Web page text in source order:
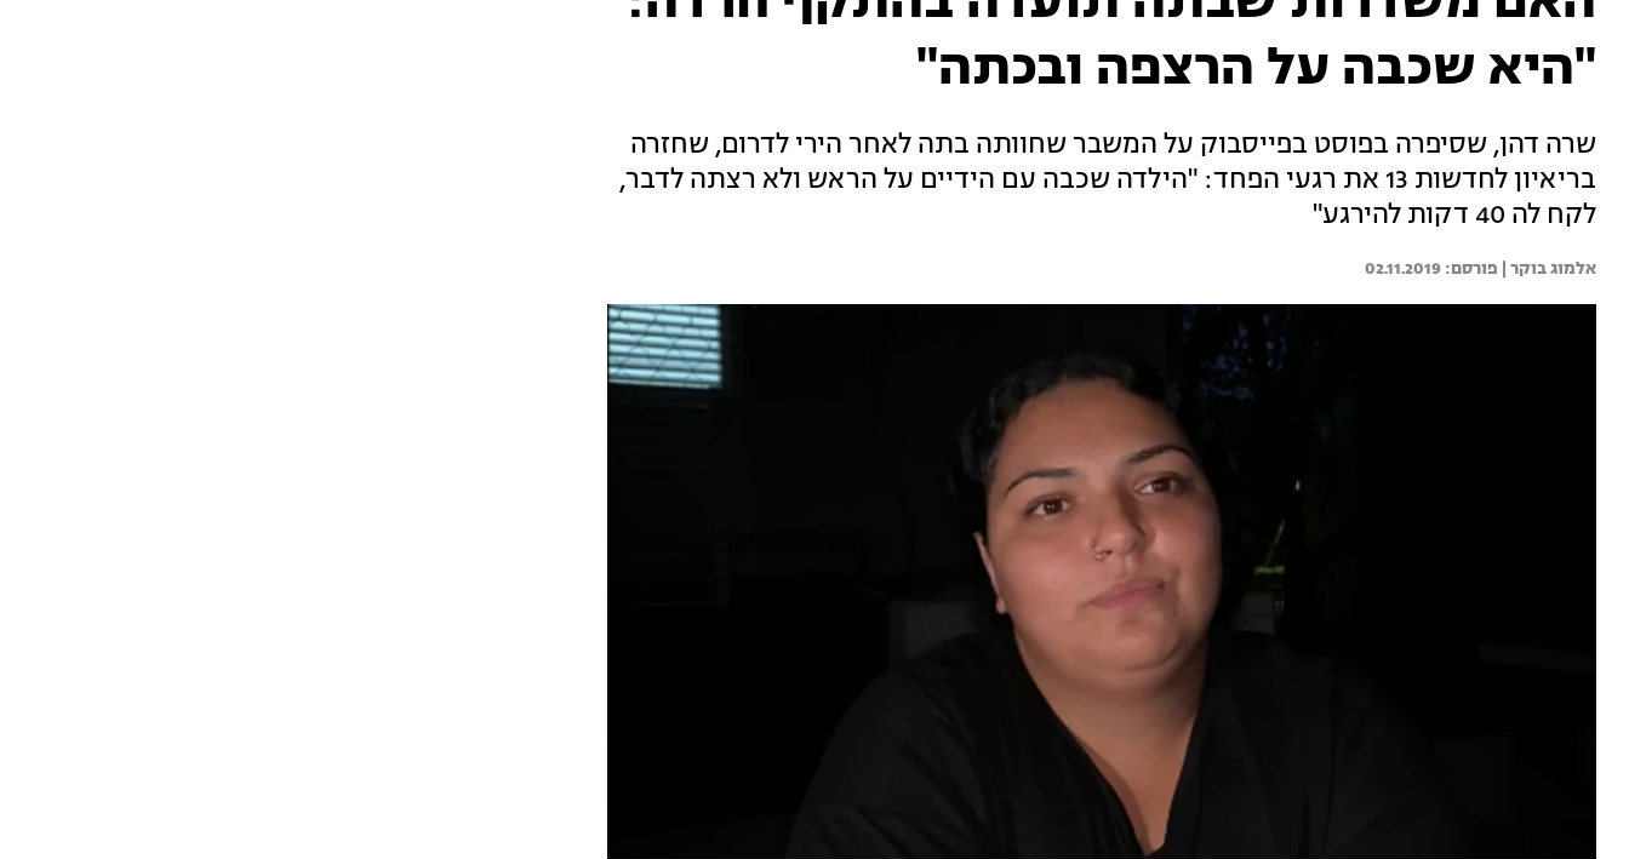
"היא שכבה על הרצפה ובכתה"
שרה דהן, שסיפרה בפוסט בפייסבוק על המשבר שחוותה בתה לאחר הירי לדרום, שחזרה
בריאיון לחדשות 13 את רגעי הפחד: "הילדה שכבה עם הידיים על הראש ולא רצתה לדבר,
לקח לה 40 דקות להירגע"
אלמוג בוקר | 02.11.2019